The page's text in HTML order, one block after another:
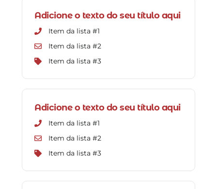
Adicione o texto do seu título aqui
Item da lista #1
Item da lista #2
Item da lista #3
Adicione o texto do seu título aqui
Item da lista #1
Item da lista #2
Item da lista #3